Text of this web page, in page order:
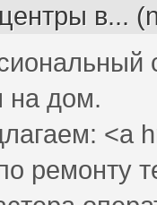
в...
на дом.
<a
ремонту